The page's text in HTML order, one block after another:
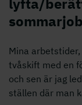
Mina
tvåskift med en
och sen är jag
ställen där man